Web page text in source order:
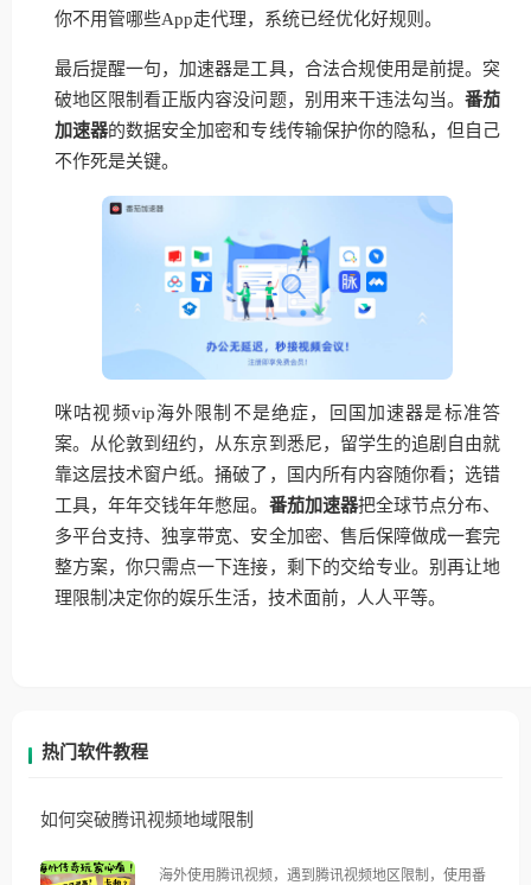
你不用管哪些App走代理，系统已经优化好规则。
最后提醒一句，加速器是工具，合法合规使用是前提。突
破地区限制看正版内容没问题，别用来干违法勾当。 番茄
加速器的数据安全加密和专线传输保护你的隐私，但自己
不作死是关键。
咪咕视频vip海外限制不是绝症，回国加速器是标准答
案。从伦敦到纽约，从东京到悉尼，留学生的追剧自由就
靠这层技术窗户纸。捅破了，国内所有内容随你看；选错
工具，年年交钱年年憋屈。 番茄加速器把全球节点分布、
多平台支持、独享带宽、安全加密、售后保障做成一套完
整方案，你只需点一下连接，剩下的交给专业。别再让地
理限制决定你的娱乐生活，技术面前，人人平等。
热门软件教程
如何突破腾讯视频地域限制
海外使用腾讯视频，遇到腾讯视频地区限制，使用番